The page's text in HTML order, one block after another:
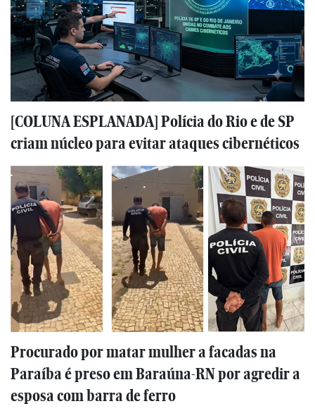
[COLUNA ESPLANADA] Polícia do Rio e de SP
criam núcleo para evitar ataques cibernéticos
Procurado por matar mulher a facadas na
Paraíba é preso em Baraúna-RN por agredir a
esposa com barra de ferro